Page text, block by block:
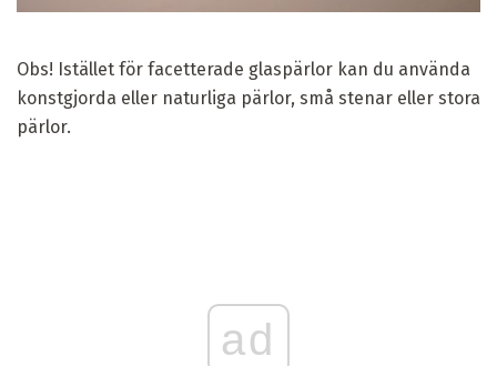
Obs! Istället för facetterade glaspärlor kan du använda
konstgjorda eller naturliga pärlor, små stenar eller stora
pärlor.
ad